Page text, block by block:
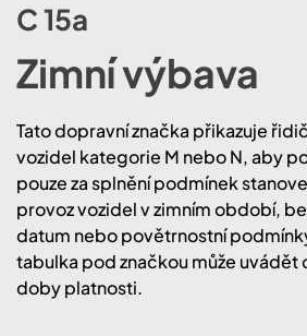
C 15a
Zimní výbava
​​Tato dopravní značka přikazuje
vozidel kategorie M nebo N, aby
pouze za splnění podmínek
provoz vozidel v zimním období,
datum nebo povětrnostní
tabulka pod značkou může uvádět
doby platnosti.